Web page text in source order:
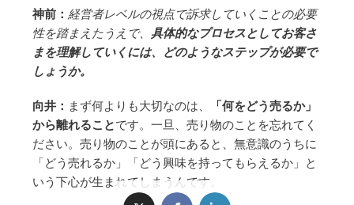
神前： 経営者レベルの視点で訴求していくことの必要
性を踏まえたうえで、 具体的なプロセスとしてお客さ
まを理解していくには、どのようなステップが必要で
しょうか。
向井： まず何よりも大切なのは、
「何をどう売るか」
から離れることです。一旦、売り物のことを忘れてく
ださい。売り物のことが頭にあると、無意識のうちに
「どう売れるか」「どう興味を持ってもらえるか」と
いう下心が生まれてしまうんです。